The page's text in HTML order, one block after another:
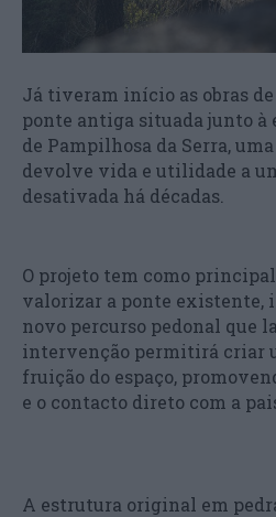
Já tiveram início as obras
ponte antiga situada junto à
de Pampilhosa da Serra,
devolve vida e utilidade a
desativada há décadas.
O projeto tem como
valorizar a ponte existente,
novo percurso pedonal que
intervenção permitirá criar
fruição do espaço,
e o contacto direto com a
A estrutura original em